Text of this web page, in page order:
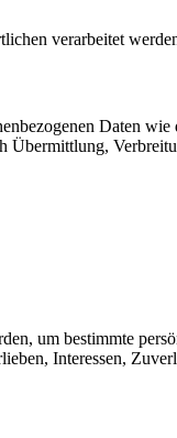
verarbeitet
Daten wie
Übermittlung,
um bestimmte
Interessen,